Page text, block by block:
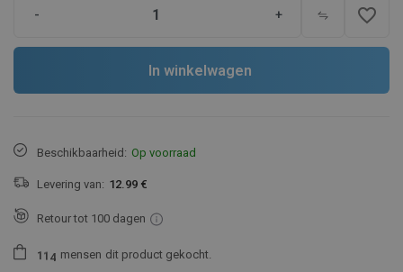
- + favorite_border
In winkelwagen
Beschikbaarheid: Op voorraad
Levering van: 12.99 €
Retour tot 100 dagen
1 1 4 mensen dit product gekocht.